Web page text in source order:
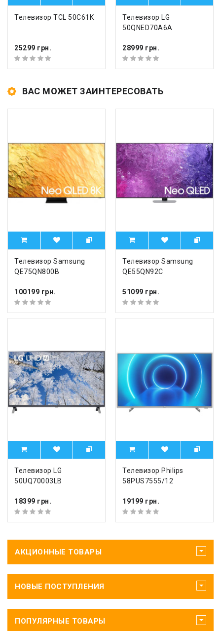
Телевизор TCL 50C61K
25299 грн.
Телевизор LG
50QNED70A6A
28999 грн.
ВАС МОЖЕТ ЗАИНТЕРЕСОВАТЬ
Телевизор Samsung
QE75QN800B
100199 грн.
Телевизор Samsung
QE55QN92C
51099 грн.
Телевизор LG
50UQ70003LB
18399 грн.
Телевизор Philips
58PUS7555/12
19199 грн.
АКЦИОННЫЕ ТОВАРЫ
НОВЫЕ ПОСТУПЛЕНИЯ
ПОПУЛЯРНЫЕ ТОВАРЫ